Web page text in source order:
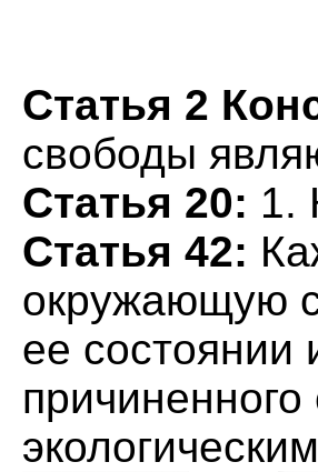
Статья 2
свободы
Статья 20: 1.
Статья 42:
окружающую
ее